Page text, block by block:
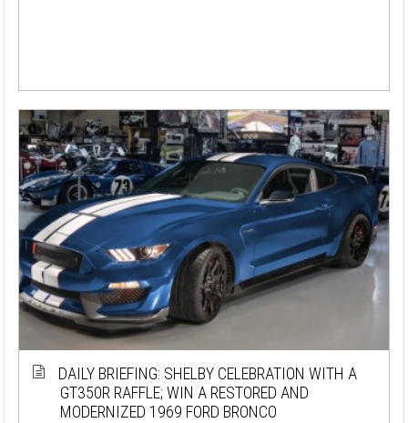
DAILY BRIEFING: SHELBY CELEBRATION WITH A
GT350R RAFFLE; WIN A RESTORED AND
MODERNIZED 1969 FORD BRONCO